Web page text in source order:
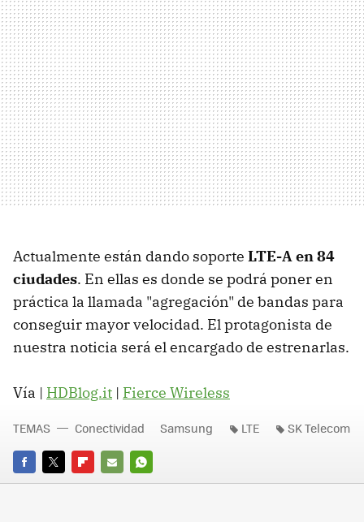
Actualmente están dando soporte LTE-A en 84
ciudades. En ellas es donde se podrá poner en
práctica la llamada "agregación" de bandas para
conseguir mayor velocidad. El protagonista de
nuestra noticia será el encargado de estrenarlas.
Vía | HDBlog.it | Fierce Wireless
FACEBOOK
TWITTERFLIPBOARD
E-
WHATSAPP
TEMAS Conectividad Samsung LTE SK Telecom